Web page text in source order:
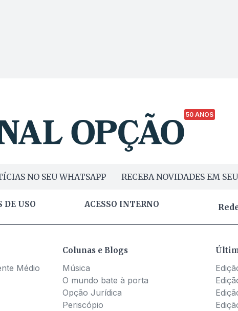
50 ANOS
NO SEU WHATSAPP RECEBA NOVIDADES EM
DE USO ACESSO INTERNO
Médio
Colunas e Blogs
Música
O mundo bate à porta
Opção Jurídica
Periscópio